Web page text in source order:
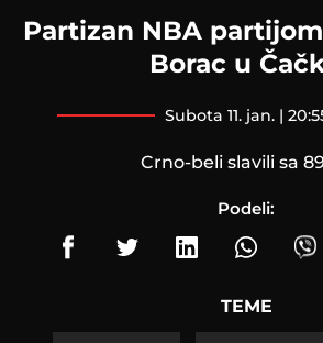
Partizan NBA
Borac u
subota 11. jan. |
Crno-beli slavili sa
Podeli:
TEME